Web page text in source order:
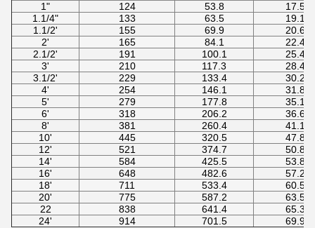
1"
124 53.8
17.5
1.1/4"
133 63.5
19.1
1.1/2'
155 69.9
20.6
2'
165 84.1
22.4
2.1/2'
191 100.1
25.4
3'
210 117.3
28.4
3.1/2'
229 133.4
30.2
4'
254 146.1
31.8
5'
279 177.8
35.1
6'
318 206.2
36.6
8'
381 260.4
41.1
10'
445 320.5
47.8
12'
521 374.7
50.8
14'
584 425.5
53.8
16'
648 482.6
57.2
18'
711 533.4
60.5
20'
775 587.2
63.5
22
838 641.4
65.3
24'
914 701.5 69.9